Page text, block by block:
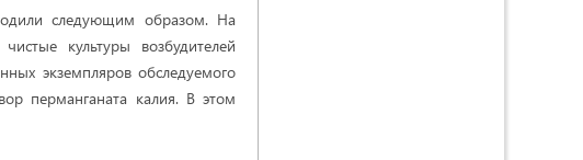
следующим образом. На
культуры возбудителей
экземпляров обследуемого
перманганата калия. В этом